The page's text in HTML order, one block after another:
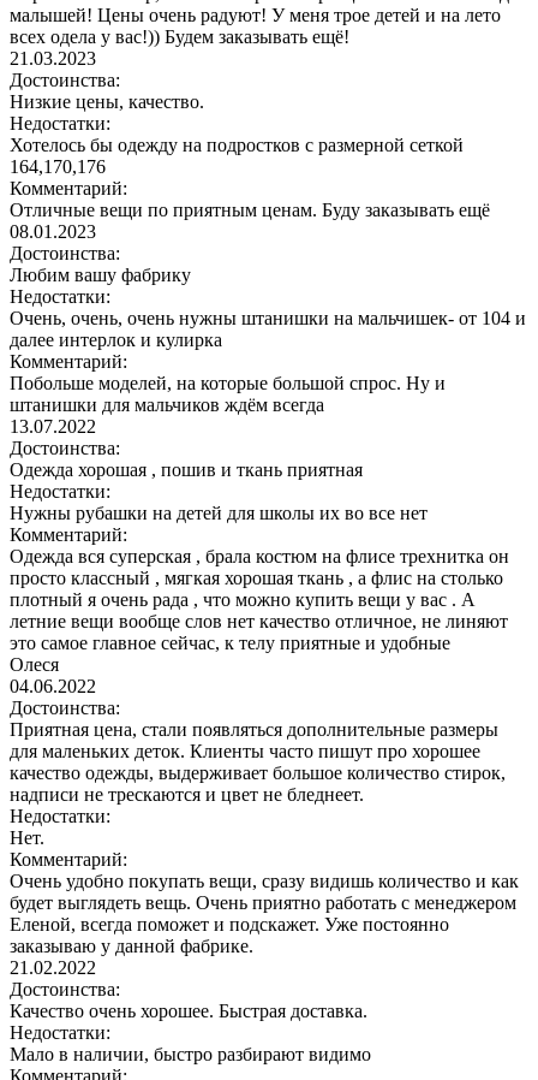
малышей! Цены очень радуют! У меня трое детей и на лето
всех одела у вас!)) Будем заказывать ещё!
21.03.2023
Достоинства:
Низкие цены, качество.
Недостатки:
Хотелось бы одежду на подростков с размерной сеткой
164,170,176
Комментарий:
Отличные вещи по приятным ценам. Буду заказывать ещё
08.01.2023
Достоинства:
Любим вашу фабрику
Недостатки:
Очень, очень, очень нужны штанишки на мальчишек- от 104 и
далее интерлок и кулирка
Комментарий:
Побольше моделей, на которые большой спрос. Ну и
штанишки для мальчиков ждём всегда
13.07.2022
Достоинства:
Одежда хорошая , пошив и ткань приятная
Недостатки:
Нужны рубашки на детей для школы их во все нет
Комментарий:
Одежда вся суперская , брала костюм на флисе трехнитка он
просто классный , мягкая хорошая ткань , а флис на столько
плотный я очень рада , что можно купить вещи у вас . А
летние вещи вообще слов нет качество отличное, не линяют
это самое главное сейчас, к телу приятные и удобные
Олеся
04.06.2022
Достоинства:
Приятная цена, стали появляться дополнительные размеры
для маленьких деток. Клиенты часто пишут про хорошее
качество одежды, выдерживает большое количество стирок,
надписи не трескаются и цвет не бледнеет.
Недостатки:
Нет.
Комментарий:
Очень удобно покупать вещи, сразу видишь количество и как
будет выглядеть вещь. Очень приятно работать с менеджером
Еленой, всегда поможет и подскажет. Уже постоянно
заказываю у данной фабрике.
21.02.2022
Достоинства:
Качество очень хорошее. Быстрая доставка.
Недостатки:
Мало в наличии, быстро разбирают видимо
Комментарий: